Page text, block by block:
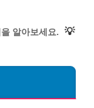
알아보세요. 💡